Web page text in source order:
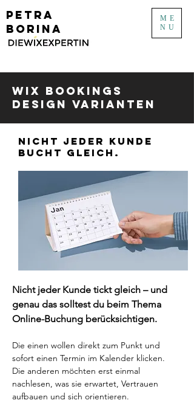
PETRA
BORINA
ME
NU
Wix Bookings
Design Varianten
Nicht jeder Kunde
bucht gleich.
Nicht jeder Kunde tickt gleich – und
genau das solltest du beim Thema
Online-Buchung berücksichtigen.
Die einen wollen direkt zum Punkt und
sofort einen Termin im Kalender klicken.
Die anderen möchten erst einmal
nachlesen, was sie erwartet, Vertrauen
aufbauen und sich orientieren.